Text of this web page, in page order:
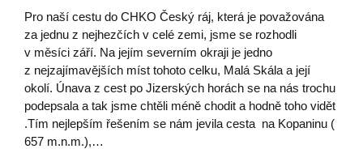
Pro naší cestu do CHKO Český ráj, která je považována
za jednu z nejhezčích v celé zemi, jsme se rozhodli
v měsíci září. Na jejím severním okraji je jedno
z nejzajímavějších míst tohoto celku, Malá Skála a její
okolí. Únava z cest po Jizerských horách se na nás trochu
podepsala a tak jsme chtěli méně chodit a hodně toho vidět
.Tím nejlepším řešením se nám jevila cesta na Kopaninu (
657 m.n.m.),…